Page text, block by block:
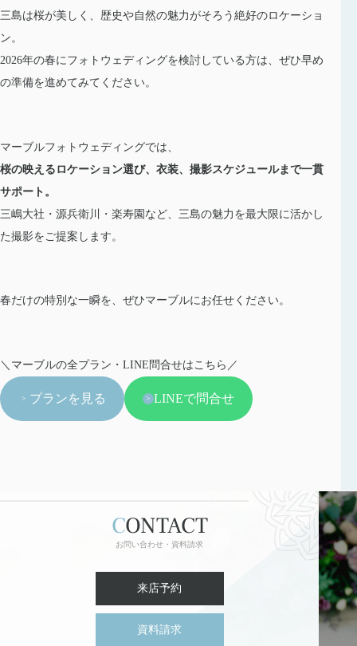
三島は桜が美しく、歴史や自然の魅力がそろう絶好のロケーショ
ン。
2026年の春にフォトウェディングを検討している方は、ぜひ早め
の準備を進めてみてください。
マーブルフォトウェディングでは、
桜の映えるロケーション選び、衣装、撮影スケジュールまで一貫
サポート。
三嶋大社・源兵衛川・楽寿園など、三島の魅力を最大限に活かし
た撮影をご提案します。
春だけの特別な一瞬を、ぜひマーブルにお任せください。
＼マーブルの全プラン・LINE問合せはこちら／
プランを見る LINEで問合せ
CONTACT
お問い合わせ・資料請求
来店予約
資料請求